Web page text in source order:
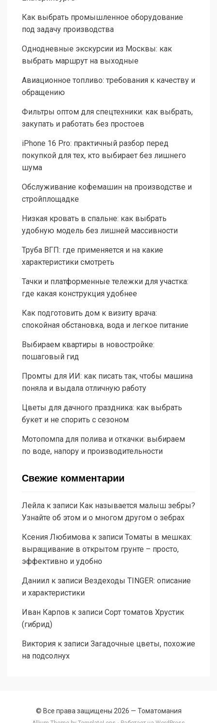
Как выбрать промышленное оборудование
под задачу производства
Однодневные экскурсии из Москвы: как
выбрать маршрут на выходные
Авиационное топливо: требования к качеству и
обращению
Фильтры оптом для спецтехники: как выбрать,
закупать и работать без простоев
iPhone 16 Pro: практичный разбор перед
покупкой для тех, кто выбирает без лишнего
шума
Обслуживание кофемашин на производстве и
стройплощадке
Низкая кровать в спальне: как выбрать
удобную модель без лишней массивности
Труба ВГП: где применяется и на какие
характеристики смотреть
Тачки и платформенные тележки для участка:
где какая конструкция удобнее
Как подготовить дом к визиту врача:
спокойная обстановка, вода и легкое питание
Выбираем квартиры в новостройке:
пошаговый гид
Промты для ИИ: как писать так, чтобы машина
поняла и выдала отличную работу
Цветы для дачного праздника: как выбрать
букет и не спорить с сезоном
Мотопомпа для полива и откачки: выбираем
по воде, напору и производительности
Свежие комментарии
Лейла к записи Как называется малыш зебры?
Узнайте об этом и о многом другом о зебрах
Ксения Любимова к записи Томаты в мешках:
выращивание в открытом грунте – просто,
эффективно и удобно
Даниил к записи Вездеходы TINGER: описание
и характеристики
Иван Карпов к записи Сорт томатов Хрустик
(гибрид)
Виктория к записи Загадочные цветы, похожие
на подсолнух
© Все права защищены 2026 — Томатомания